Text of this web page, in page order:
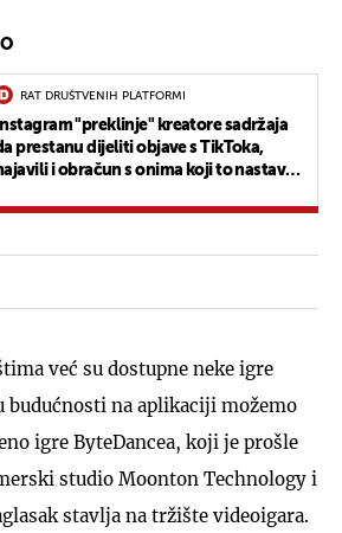
RAT DRUŠTVENIH PLATFORMI
Instagram "preklinje" kreatore sadržaja
prestanu dijeliti objave s TikToka,
i obračun s onima koji to nastave
već su dostupne neke igre
budućnosti na aplikaciji možemo
igre ByteDancea, koji je prošle
studio Moonton Technology i
stavlja na tržište videoigara.